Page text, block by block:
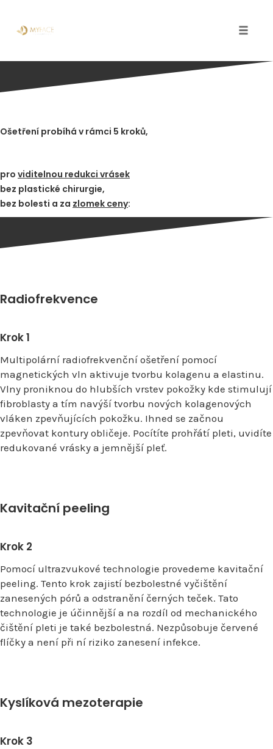
Ošetření probíhá v rámci 5 kroků,
pro viditelnou redukci vrásek
bez plastické chirurgie,
bez bolesti a za zlomek ceny:
Radiofrekvence
Krok 1
Multipolární radiofrekvenční ošetření pomocí
magnetických vln aktivuje tvorbu kolagenu a elastinu.
Vlny proniknou do hlubších vrstev pokožky kde stimulují
fibroblasty a tím navýší tvorbu nových kolagenových
vláken zpevňujících pokožku. Ihned se začnou
zpevňovat kontury obličeje. Pocítíte prohřátí pleti, uvidíte
redukované vrásky a jemnější pleť.
Kavitační peeling
Krok 2
Pomocí ultrazvukové technologie provedeme kavitační
peeling. Tento krok zajistí bezbolestné vyčištění
zanesených pórů a odstranění černých teček. Tato
technologie je účinnější a na rozdíl od mechanického
čištění pleti je také bezbolestná. Nezpůsobuje červené
flíčky a není při ní riziko zanesení infekce.
Kyslíková mezoterapie
Krok 3